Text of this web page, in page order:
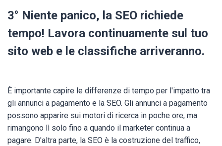
3° Niente panico, la SEO richiede
tempo! Lavora continuamente sul tuo
sito web e le classifiche arriveranno.
È importante capire le differenze di tempo per l'impatto tra
gli annunci a pagamento e la SEO. Gli annunci a pagamento
possono apparire sui motori di ricerca in poche ore, ma
rimangono lì solo fino a quando il marketer continua a
pagare. D'altra parte, la SEO è la costruzione del traffico,